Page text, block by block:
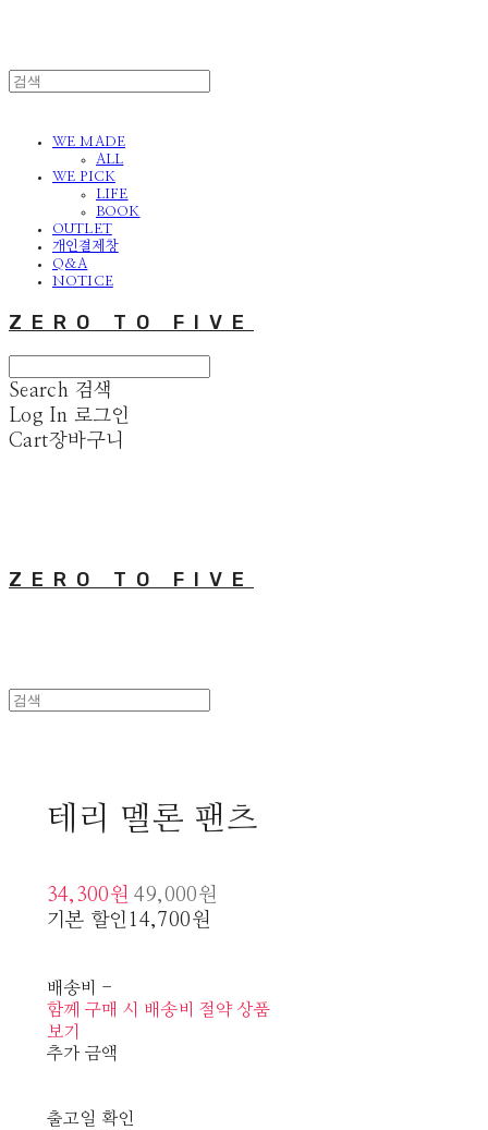
WE MADE
ALL
WE PICK
LIFE
BOOK
OUTLET
개인결제창
Q&A
NOTICE
ZERO TO FIVE
Search 검색
Log In 로그인
Cart장바구니
ZERO TO FIVE
테리 멜론 팬츠
34,300원49,000원
기본 할인 14,700원
배송비 -
함께 구매 시 배송비 절약 상품
보기
추가 금액
출고일 확인